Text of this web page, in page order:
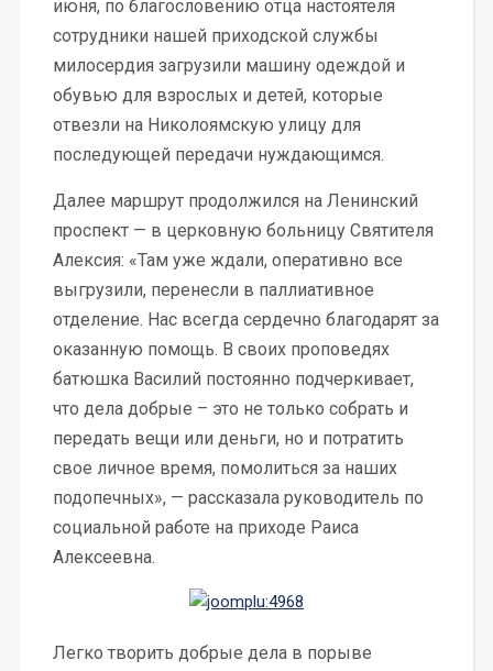
июня, по благословению отца настоятеля
сотрудники нашей приходской службы
милосердия загрузили машину одеждой и
обувью для взрослых и детей, которые
отвезли на Николоямскую улицу для
последующей передачи нуждающимся.
Далее маршрут продолжился на Ленинский
проспект — в церковную больницу Святителя
Алексия: «Там уже ждали, оперативно все
выгрузили, перенесли в паллиативное
отделение. Нас всегда сердечно благодарят за
оказанную помощь. В своих проповедях
батюшка Василий постоянно подчеркивает,
что дела добрые – это не только собрать и
передать вещи или деньги, но и потратить
свое личное время, помолиться за наших
подопечных», — рассказала руководитель по
социальной работе на приходе Раиса
Алексеевна.
Легко творить добрые дела в порыве